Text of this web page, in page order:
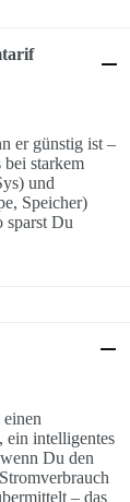
er günstig ist –
starkem
und
Speicher)
sparst Du
einen
ein intelligentes
Du den
– das